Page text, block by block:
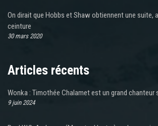
On dirait que Hobbs et Shaw obtiennent une suite,
ceinture
30 mars 2020
Articles récents
Wonka : Timothée Chalamet est un grand chanteur
9 juin 2024